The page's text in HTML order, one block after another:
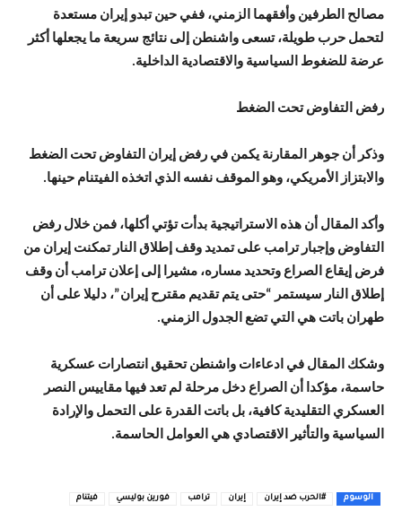
مصالح الطرفين وأفقهما الزمني، ففي حين تبدو إيران مستعدة
لتحمل حرب طويلة، تسعى واشنطن إلى نتائج سريعة ما يجعلها أكثر
عرضة للضغوط السياسية والاقتصادية الداخلية.
رفض التفاوض تحت الضغط
وذكر أن جوهر المقارنة يكمن في رفض إيران التفاوض تحت الضغط
والابتزاز الأمريكي، وهو الموقف نفسه الذي اتخذه الفيتنام حينها.
وأكد المقال أن هذه الاستراتيجية بدأت تؤتي أكلها، فمن خلال رفض
التفاوض وإجبار ترامب على تمديد وقف إطلاق النار تمكنت إيران من
فرض إيقاع الصراع وتحديد مساره، مشيرا إلى إعلان ترامب أن وقف
إطلاق النار سيستمر “حتى يتم تقديم مقترح إيران”، دليلا على أن
طهران باتت هي التي تضع الجدول الزمني.
وشكك المقال في ادعاءات واشنطن تحقيق انتصارات عسكرية
حاسمة، مؤكدا أن الصراع دخل مرحلة لم تعد فيها مقاييس النصر
العسكري التقليدية كافية، بل باتت القدرة على التحمل والإرادة
السياسية والتأثير الاقتصادي هي العوامل الحاسمة.
الوسوم #الحرب ضد إيران إيران ترامب فورين بوليسي فيتنام